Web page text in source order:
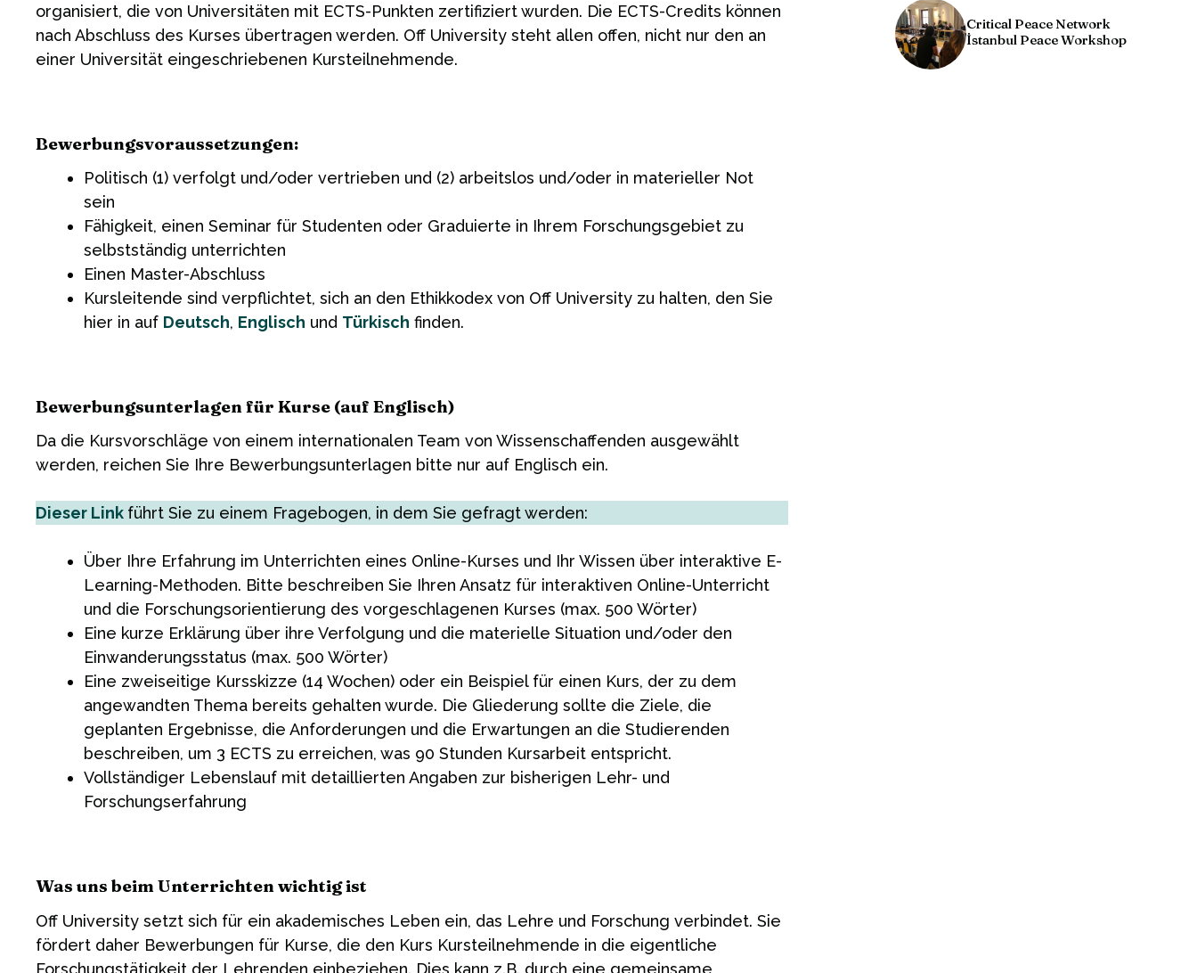
organisiert, die von Universitäten mit ECTS-Punkten zertifiziert wurden. Die ECTS-Credits können
nach Abschluss des Kurses übertragen werden. Off University steht allen offen, nicht nur den an
einer Universität eingeschriebenen Kursteilnehmende.
Bewerbungsvoraussetzungen:
Politisch (1) verfolgt und/oder vertrieben und (2) arbeitslos und/oder in materieller Not
sein
Fähigkeit, einen Seminar für Studenten oder Graduierte in Ihrem Forschungsgebiet zu
selbstständig unterrichten
Einen Master-Abschluss
Kursleitende sind verpflichtet, sich an den Ethikkodex von Off University zu halten, den Sie
hier in auf Deutsch, Englisch und Türkisch finden.
Bewerbungsunterlagen für Kurse (auf Englisch)
Da die Kursvorschläge von einem internationalen Team von Wissenschaffenden ausgewählt
werden, reichen Sie Ihre Bewerbungsunterlagen bitte nur auf Englisch ein.
Dieser Link führt Sie zu einem Fragebogen, in dem Sie gefragt werden:
Über Ihre Erfahrung im Unterrichten eines Online-Kurses und Ihr Wissen über interaktive E-
Learning-Methoden. Bitte beschreiben Sie Ihren Ansatz für interaktiven Online-Unterricht
und die Forschungsorientierung des vorgeschlagenen Kurses (max. 500 Wörter)
Eine kurze Erklärung über ihre Verfolgung und die materielle Situation und/oder den
Einwanderungsstatus (max. 500 Wörter)
Eine zweiseitige Kursskizze (14 Wochen) oder ein Beispiel für einen Kurs, der zu dem
angewandten Thema bereits gehalten wurde. Die Gliederung sollte die Ziele, die
geplanten Ergebnisse, die Anforderungen und die Erwartungen an die Studierenden
beschreiben, um 3 ECTS zu erreichen, was 90 Stunden Kursarbeit entspricht.
Vollständiger Lebenslauf mit detaillierten Angaben zur bisherigen Lehr- und
Forschungserfahrung
Was uns beim Unterrichten wichtig ist
Off University setzt sich für ein akademisches Leben ein, das Lehre und Forschung verbindet. Sie
fördert daher Bewerbungen für Kurse, die den Kurs Kursteilnehmende in die eigentliche
Forschungstätigkeit der Lehrenden einbeziehen. Dies kann z.B. durch eine gemeinsame
Critical Peace Network
İstanbul Peace Workshop